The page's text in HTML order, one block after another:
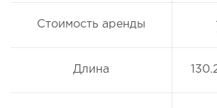
Стоимость аренды
Длина